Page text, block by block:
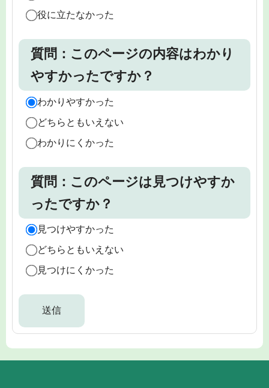
役に立たなかった
質問：このページの内容はわかり
やすかったですか？
わかりやすかった
どちらともいえない
わかりにくかった
質問：このページは見つけやすか
ったですか？
見つけやすかった
どちらともいえない
見つけにくかった